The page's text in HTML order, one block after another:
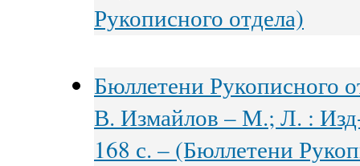
Рукописного отдела)
Бюллетени
В. Измайлов – М.; Л. :
168 с. – (Бюллетени